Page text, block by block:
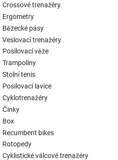
Crossové trenažéry
Ergometry
Běžecké pásy
Veslovací trenažéry
Posilovací věže
Trampolíny
Stolní tenis
Posilovací lavice
Cyklotrenažéry
Činky
Box
Recumbent bikes
Rotopedy
Cyklistické válcové trenažéry